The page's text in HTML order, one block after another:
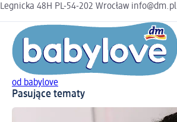
Legnicka 48H PL-54-202 Wrocław info@dm.pl
od babylove
Pasujące tematy